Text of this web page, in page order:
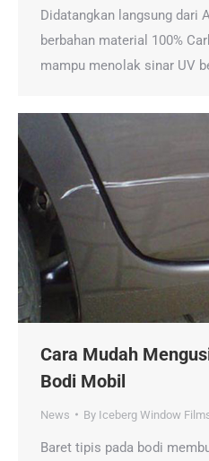
Didatangkan langsung dari
berbahan material 100%
mampu menolak sinar UV
Cara Mudah
Bodi Mobil
News By Iceberg Window
Baret tipis pada bodi